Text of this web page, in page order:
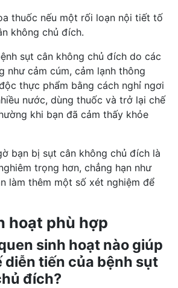
thuốc nếu một rối loạn nội tiết tố
không chủ đích.
sụt cân không chủ đích do các
như cảm cúm, cảm lạnh thông
thực phẩm bằng cách nghỉ ngơi
nước, dùng thuốc và trở lại chế
khi bạn đã cảm thấy khỏe
bạn bị sụt cân không chủ đích là
trọng hơn, chẳng hạn như
làm thêm một số xét nghiệm để
hoạt phù hợp
sinh hoạt nào giúp
diễn tiến của bệnh sụt
đích?